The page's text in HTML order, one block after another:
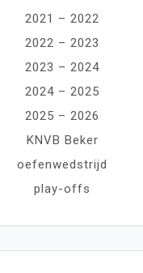
2021 – 2022
2022 – 2023
2023 – 2024
2024 – 2025
2025 – 2026
KNVB Beker
oefenwedstrijd
play-offs